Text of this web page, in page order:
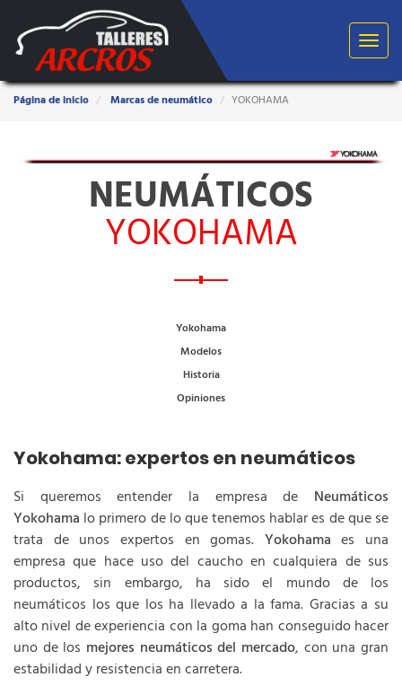
Toggle
Estas
aquí:
Página de inicio Marcas de neumático YOKOHAMA
NEUMÁTICOS
YOKOHAMA
Yokohama
Modelos
Historia
Opiniones
Yokohama: expertos en neumáticos
Si queremos entender la empresa de Neumáticos
Yokohama lo primero de lo que tenemos hablar es de que se
trata de unos expertos en gomas. Yokohama es una
empresa que hace uso del caucho en cualquiera de sus
productos, sin embargo, ha sido el mundo de los
neumáticos los que los ha llevado a la fama. Gracias a su
alto nivel de experiencia con la goma han conseguido hacer
uno de los mejores neumáticos del mercado, con una gran
estabilidad y resistencia en carretera.